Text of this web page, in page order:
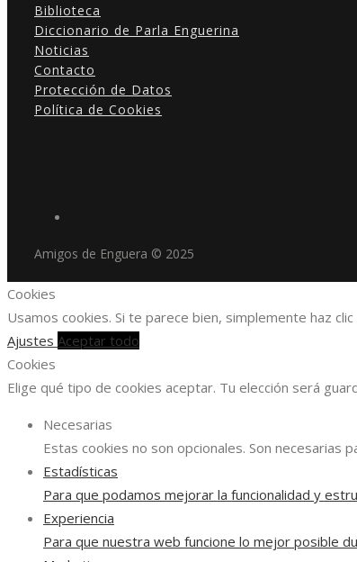
Biblioteca
Diccionario de Parla Enguerina
Noticias
Contacto
Protección de Datos
Política de Cookies
Amigos de Enguera © 2025
Cookies
Usamos cookies. Si te parece bien, simplemente haz
Ajustes Aceptar todo
Cookies
Elige qué tipo de cookies aceptar. Tu elección será
Necesarias
Estas cookies no son opcionales. Son necesarias
Estadísticas
Para que podamos mejorar la funcionalidad y
Experiencia
Para que nuestra web funcione lo mejor posible